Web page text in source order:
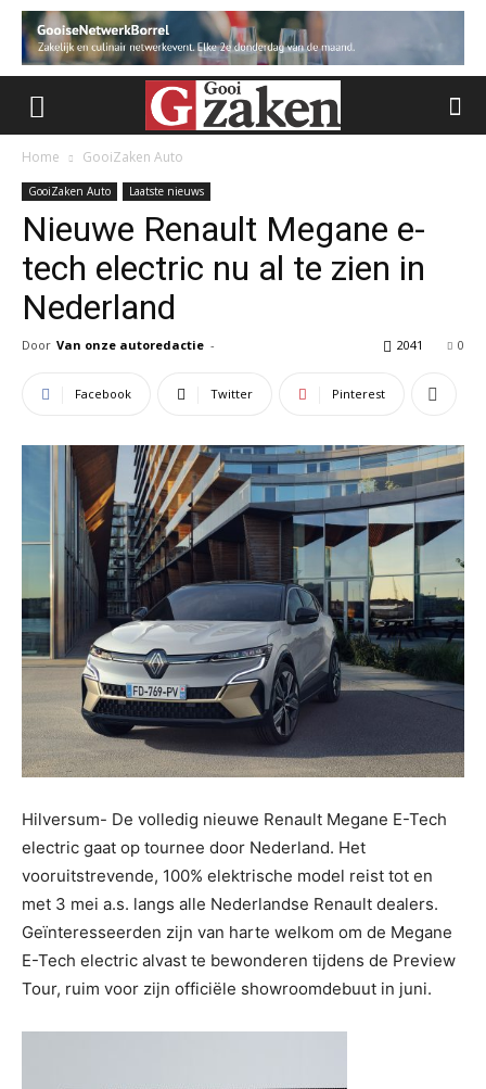
Home GooiZaken Auto
GooiZaken Auto Laatste nieuws
Nieuwe Renault Megane e-
tech electric nu al te zien in
Nederland
Door Van onze autoredactie - 0
2041
Facebook Twitter Pinterest
Hilversum- De volledig nieuwe Renault Megane E-Tech
electric gaat op tournee door Nederland. Het
vooruitstrevende, 100% elektrische model reist tot en
met 3 mei a.s. langs alle Nederlandse Renault dealers.
Geïnteresseerden zijn van harte welkom om de Megane
E-Tech electric alvast te bewonderen tijdens de Preview
Tour, ruim voor zijn officiële showroomdebuut in juni.